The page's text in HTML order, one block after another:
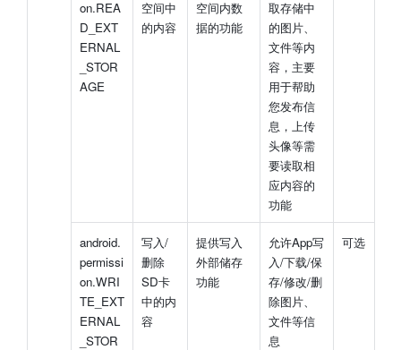
on.REA
D_EXT
ERNAL
_STOR
AGE
空间中
的内容
空间内数
据的功能
取存储中
的图片、
文件等内
容，主要
用于帮助
您发布信
息，上传
头像等需
要读取相
应内容的
功能
android.
permissi
on.WRI
TE_EXT
ERNAL
_STOR
写入/
删除
SD卡
中的内
容
提供写入
外部储存
功能
允许App写
入/下载/保
存/修改/删
除图片、
文件等信
息
可选